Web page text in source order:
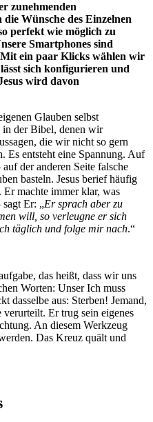
zunehmenden
Wünsche des Einzelnen
perfekt wie möglich zu
Smartphones sind
Mit ein paar Klicks wählen wir
sich konfigurieren und
wird davon
Glauben selbst
in der Bibel, denen wir
die wir nicht so gern
Es entsteht eine Spannung. Auf
der anderen Seite falsche
basteln. Jesus berief häufig
machte immer klar, was
Er: „Er sprach aber zu
will, so verleugne er sich
täglich und folge mir nach.“
das heißt, dass wir uns
Worten: Unser Ich muss
dasselbe aus: Sterben! Jemand,
Er trug sein eigenes
An diesem Werkzeug
Das Kreuz quält und